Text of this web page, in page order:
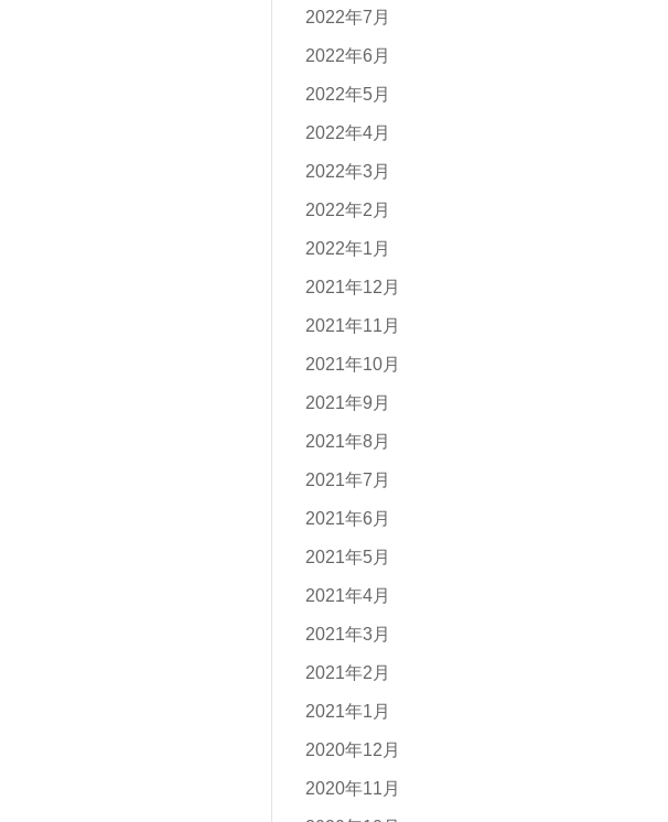
2022年7月
2022年6月
2022年5月
2022年4月
2022年3月
2022年2月
2022年1月
2021年12月
2021年11月
2021年10月
2021年9月
2021年8月
2021年7月
2021年6月
2021年5月
2021年4月
2021年3月
2021年2月
2021年1月
2020年12月
2020年11月